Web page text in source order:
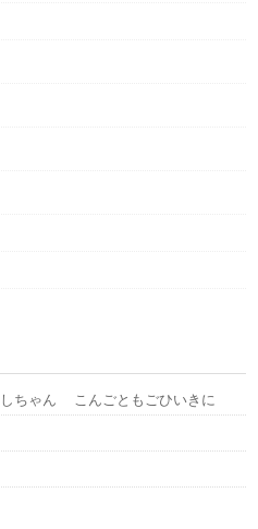
ちゃん こんごともごひいきに